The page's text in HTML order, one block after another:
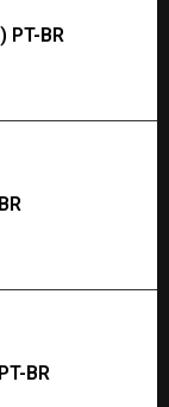
PT-BR
BR